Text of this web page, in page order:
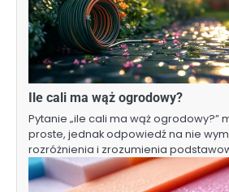
Ile cali ma wąż ogrodowy?
Pytanie „ile cali ma wąż ogrodowy?”
proste, jednak odpowiedź na nie
rozróżnienia i zrozumienia